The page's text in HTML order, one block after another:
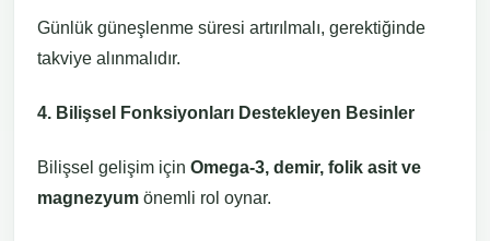
Günlük güneşlenme süresi artırılmalı, gerektiğinde
takviye alınmalıdır.
4. Bilişsel Fonksiyonları Destekleyen Besinler
Bilişsel gelişim için Omega-3, demir, folik asit ve
magnezyum önemli rol oynar.